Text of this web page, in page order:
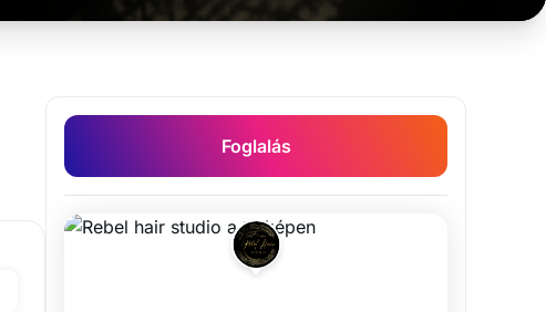
Foglalás